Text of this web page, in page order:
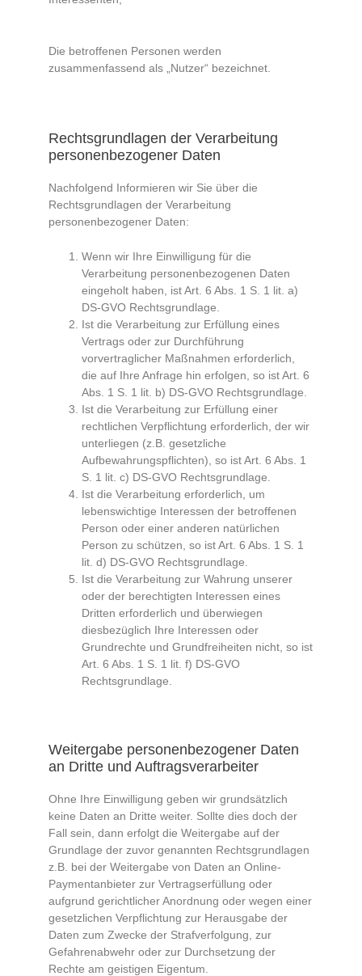
Die betroffenen Personen werden
zusammenfassend als „Nutzer“ bezeichnet.
Rechtsgrundlagen der Verarbeitung
personenbezogener Daten
Nachfolgend Informieren wir Sie über die
Rechtsgrundlagen der Verarbeitung
personenbezogener Daten:
Wenn wir Ihre Einwilligung für die
Verarbeitung personenbezogenen Daten
eingeholt haben, ist Art. 6 Abs. 1 S. 1 lit. a)
DS-GVO Rechtsgrundlage.
Ist die Verarbeitung zur Erfüllung eines
Vertrags oder zur Durchführung
vorvertraglicher Maßnahmen erforderlich,
die auf Ihre Anfrage hin erfolgen, so ist Art. 6
Abs. 1 S. 1 lit. b) DS-GVO Rechtsgrundlage.
Ist die Verarbeitung zur Erfüllung einer
rechtlichen Verpflichtung erforderlich, der wir
unterliegen (z.B. gesetzliche
Aufbewahrungspflichten), so ist Art. 6 Abs. 1
S. 1 lit. c) DS-GVO Rechtsgrundlage.
Ist die Verarbeitung erforderlich, um
lebenswichtige Interessen der betroffenen
Person oder einer anderen natürlichen
Person zu schützen, so ist Art. 6 Abs. 1 S. 1
lit. d) DS-GVO Rechtsgrundlage.
Ist die Verarbeitung zur Wahrung unserer
oder der berechtigten Interessen eines
Dritten erforderlich und überwiegen
diesbezüglich Ihre Interessen oder
Grundrechte und Grundfreiheiten nicht, so ist
Art. 6 Abs. 1 S. 1 lit. f) DS-GVO
Rechtsgrundlage.
Weitergabe personenbezogener Daten
an Dritte und Auftragsverarbeiter
Ohne Ihre Einwilligung geben wir grundsätzlich
keine Daten an Dritte weiter. Sollte dies doch der
Fall sein, dann erfolgt die Weitergabe auf der
Grundlage der zuvor genannten Rechtsgrundlagen
z.B. bei der Weitergabe von Daten an Online-
Paymentanbieter zur Vertragserfüllung oder
aufgrund gerichtlicher Anordnung oder wegen einer
gesetzlichen Verpflichtung zur Herausgabe der
Daten zum Zwecke der Strafverfolgung, zur
Gefahrenabwehr oder zur Durchsetzung der
Rechte am geistigen Eigentum.